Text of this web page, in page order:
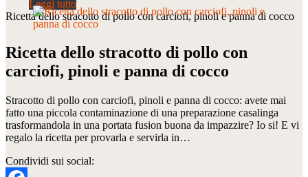
Ricetta dello stracotto di pollo con carciofi, pinoli e panna di cocco
Ricetta dello stracotto di pollo con
carciofi, pinoli e panna di cocco
Stracotto di pollo con carciofi, pinoli e panna di cocco: avete mai
fatto una piccola contaminazione di una preparazione casalinga
trasformandola in una portata fusion buona da impazzire? Io si! E vi
regalo la ricetta per provarla e servirla in…
Condividi sui social: